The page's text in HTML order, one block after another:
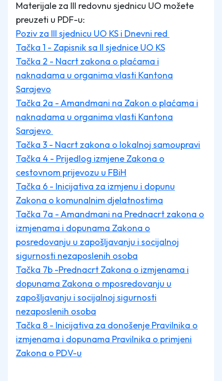
Materijale za III redovnu sjednicu UO možete
preuzeti u PDF-u:
Poziv za III sjednicu UO KS i Dnevni red
Tačka 1 - Zapisnik sa II sjednice UO KS
Tačka 2 - Nacrt zakona o plaćama i
naknadama u organima vlasti Kantona
Sarajevo
Tačka 2a - Amandmani na Zakon o plaćama i
naknadama u organima vlasti Kantona
Sarajevo
Tačka 3 - Nacrt zakona o lokalnoj samoupravi
Tačka 4 - Prijedlog izmjene Zakona o
cestovnom prijevozu u FBiH
Tačka 6 - Inicijativa za izmjenu i dopunu
Zakona o komunalnim djelatnostima
Tačka 7a - Amandmani na Prednacrt zakona o
izmjenama i dopunama Zakona o
posredovanju u zapošljavanju i socijalnoj
sigurnosti nezaposlenih osoba
Tačka 7b -Prednacrt Zakona o izmjenama i
dopunama Zakona o mposredovanju u
zapošljavanju i socijalnoj sigurnosti
nezaposlenih osoba
Tačka 8 - Inicijativa za donošenje Pravilnika o
izmjenama i dopunama Pravilnika o primjeni
Zakona o PDV-u